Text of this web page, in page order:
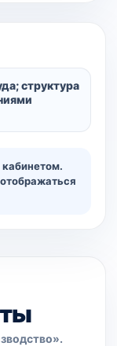
структура